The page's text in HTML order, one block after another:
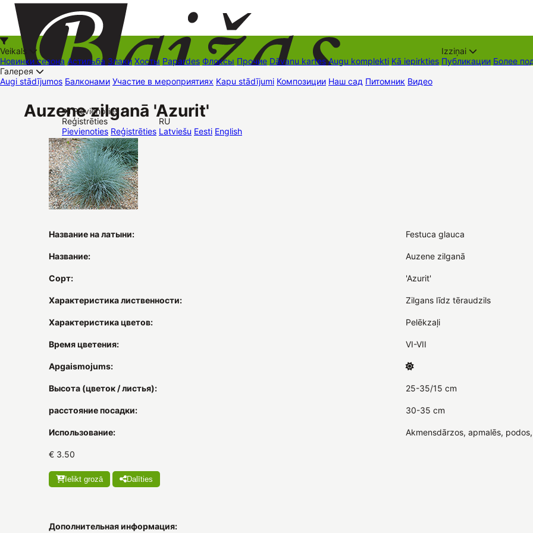
Pievienoties /
Reģistrēties
Pievienoties Reģistrēties
RU
Latviešu Eesti English
Veikals
Новинки сезона Астильба Злаки Хосты Papardes Флоксы Прочие Dāvanu kartes Augu komplekti Kā iepirkties
Izziņai
Публикации Более
Галерея
Augi stādījumos Балконами Участие в мероприятиях Kapu stādījumi Композиции Наш сад Питомник Видео
Auzene zilganā 'Azurit'
Название на латыни: Festuca glauca
Название: Auzene zilganā
Сорт: 'Azurit'
Характеристика лиственности: Zilgans līdz tēraudzils
Характеристика цветов: Pelēkzaļi
Время цветения: VI-VII
Apgaismojums:
Высота (цветок / листья): 25-35/15 cm
расстояние посадки: 30-35 cm
Использование: Akmensdārzos, apmalēs,
€ 3.50
Ielikt grozā Dalīties
Дополнительная информация: